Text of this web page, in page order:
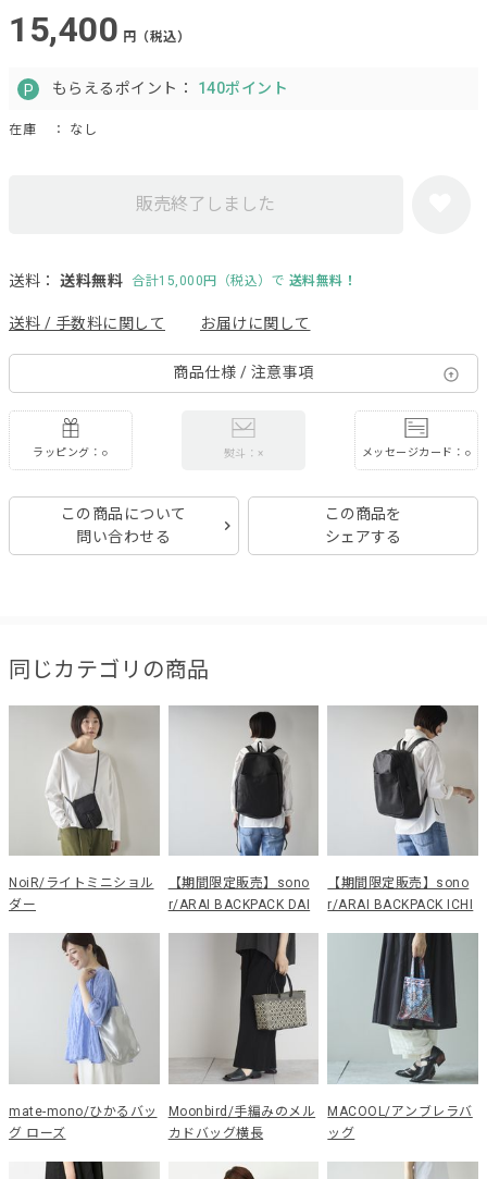
15,400 円（税込）
もらえるポイント： 140ポイント
在庫 ： なし
販売終了しました
送料： 送料無料 合計15,000円（税込）で 送料無料！
送料 / 手数料に関して お届けに関して
商品仕様 / 注意事項
ラッピング：○ 熨斗：× メッセージカード：○
この商品について
問い合わせる
この商品を
シェアする
同じカテゴリの商品
NoiR/ライトミニショル
ダー
【期間限定販売】sono
r/ARAI BACKPACK DAI
【期間限定販売】sono
r/ARAI BACKPACK ICHI
mate-mono/ひかるバッ
グ ローズ
Moonbird/手編みのメル
カドバッグ横長
MACOOL/アンブレラバ
ッグ